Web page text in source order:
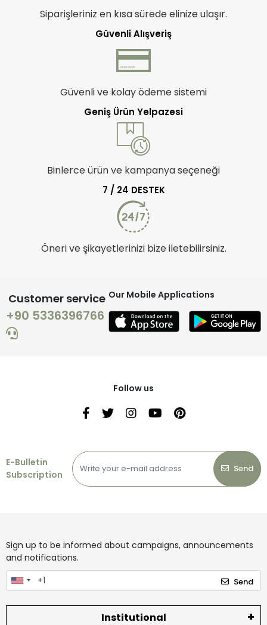
Siparişleriniz en kısa sürede elinize ulaşır.
Güvenli Alışveriş
Güvenli ve kolay ödeme sistemi
Geniş Ürün Yelpazesi
Binlerce ürün ve kampanya seçeneği
7 / 24 DESTEK
Öneri ve şikayetlerinizi bize iletebilirsiniz.
Customer service
+90 5336396766
Our Mobile Applications
Follow us
E-Bulletin
Subscription
Send
Sign up to be informed about campaigns, announcements
and notifications.
Send
Institutional